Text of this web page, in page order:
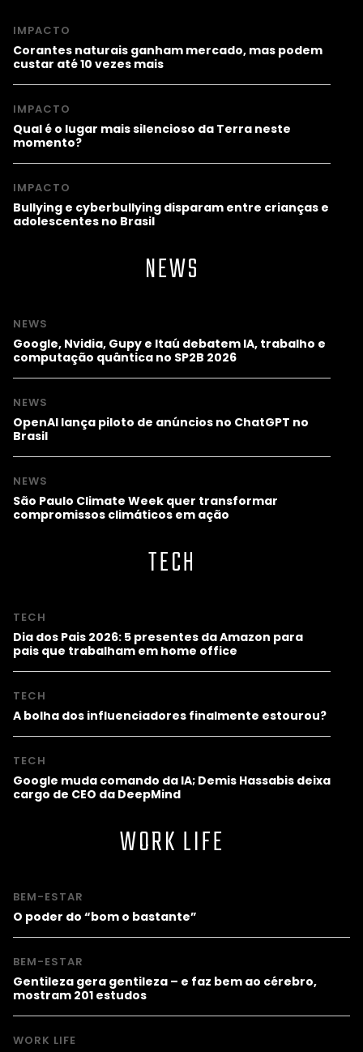
IMPACTO
Corantes naturais ganham mercado, mas podem
custar até 10 vezes mais
IMPACTO
Qual é o lugar mais silencioso da Terra neste
momento?
IMPACTO
Bullying e cyberbullying disparam entre crianças e
adolescentes no Brasil
NEWS
NEWS
Google, Nvidia, Gupy e Itaú debatem IA, trabalho e
computação quântica no SP2B 2026
NEWS
OpenAI lança piloto de anúncios no ChatGPT no
Brasil
NEWS
São Paulo Climate Week quer transformar
compromissos climáticos em ação
TECH
TECH
Dia dos Pais 2026: 5 presentes da Amazon para
pais que trabalham em home office
TECH
A bolha dos influenciadores finalmente estourou?
TECH
Google muda comando da IA; Demis Hassabis deixa
cargo de CEO da DeepMind
WORK LIFE
BEM-ESTAR
O poder do “bom o bastante”
BEM-ESTAR
Gentileza gera gentileza – e faz bem ao cérebro,
mostram 201 estudos
WORK LIFE